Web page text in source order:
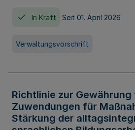
In Kraft Seit 01. April 2026
Verwaltungsvorschrift
Richtlinie zur Gewährung
Zuwendungen für
Stärkung der